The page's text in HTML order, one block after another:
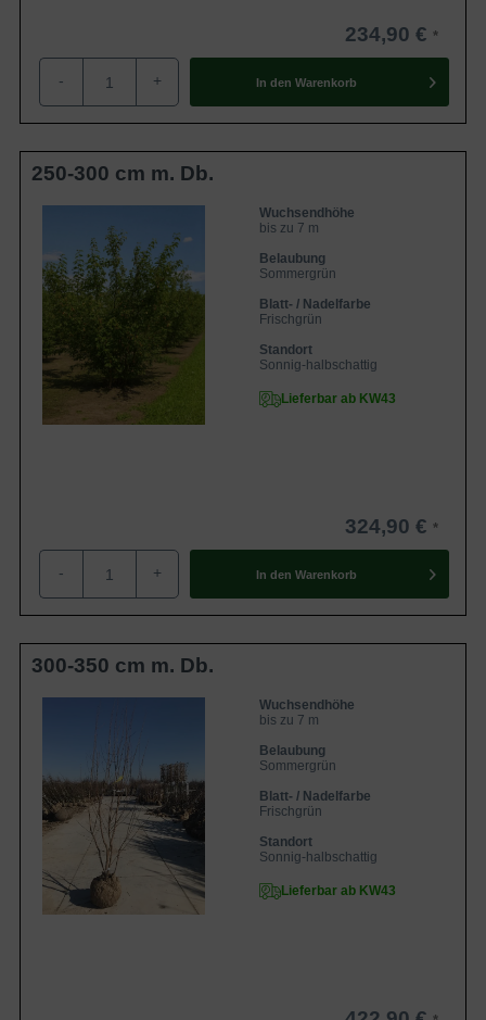
234,90 €
- + In den Warenkorb
250-300 cm m. Db.
Wuchsendhöhe
bis zu 7 m
Belaubung
Sommergrün
Blatt- / Nadelfarbe
Frischgrün
Standort
Sonnig-halbschattig
Lieferbar ab KW43
324,90 €
- + In den Warenkorb
300-350 cm m. Db.
Wuchsendhöhe
bis zu 7 m
Belaubung
Sommergrün
Blatt- / Nadelfarbe
Frischgrün
Standort
Sonnig-halbschattig
Lieferbar ab KW43